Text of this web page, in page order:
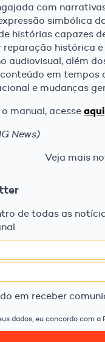
com
simbólica
histórias capazes
reparação histórica
audiovisual, além
em tempos
e mudanças
manual, acesse aqui
News)
Veja mais
de todas as
em receber
dados, eu concordo com a